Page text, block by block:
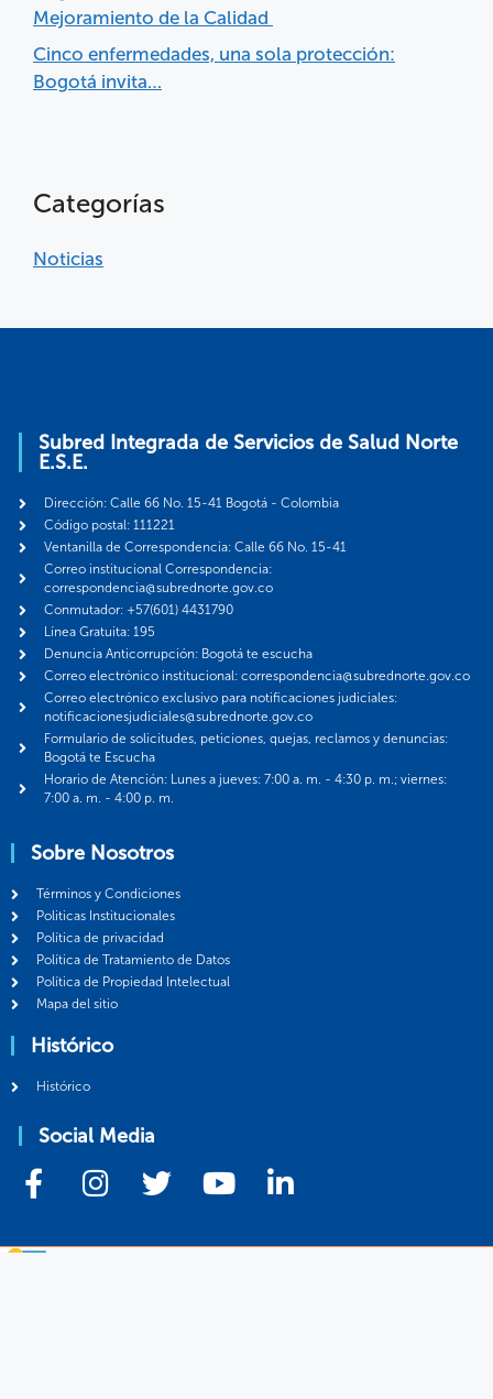
Mejoramiento de la Calidad
Cinco enfermedades, una sola protección:
Bogotá invita…
Categorías
Noticias
Subred Integrada de Servicios de Salud Norte
E.S.E.
Dirección: Calle 66 No. 15-41 Bogotá - Colombia
Código postal: 111221
Ventanilla de Correspondencia: Calle 66 No. 15-41
Correo institucional Correspondencia:
correspondencia@subrednorte.gov.co
Conmutador: +57(601) 4431790
Línea Gratuita: 195
Denuncia Anticorrupción: Bogotá te escucha
Correo electrónico institucional: correspondencia@subrednorte.gov.co
Correo electrónico exclusivo para notificaciones judiciales:
notificacionesjudiciales@subrednorte.gov.co
Formulario de solicitudes, peticiones, quejas, reclamos y denuncias:
Bogotá te Escucha
Horario de Atención: Lunes a jueves: 7:00 a. m. - 4:30 p. m.; viernes:
7:00 a. m. - 4:00 p. m.
Sobre Nosotros
Términos y Condiciones
Politicas Institucionales
Política de privacidad
Política de Tratamiento de Datos
Política de Propiedad Intelectual
Mapa del sitio
Histórico
Histórico
Social Media